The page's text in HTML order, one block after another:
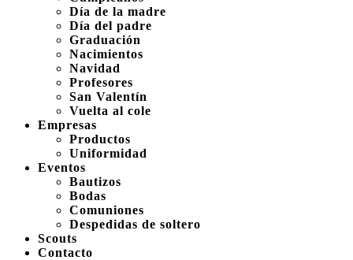
Día de la madre
Día del padre
Graduación
Nacimientos
Navidad
Profesores
San Valentín
Vuelta al cole
Empresas
Productos
Uniformidad
Eventos
Bautizos
Bodas
Comuniones
Despedidas de soltero
Scouts
Contacto